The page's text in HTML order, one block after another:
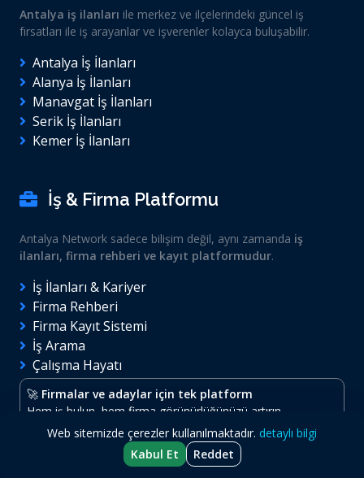
Antalya iş ilanları ile merkez ve ilçelerindeki güncel iş
fırsatları ile iş arayanlar ve işverenler kolayca buluşabilir.
Antalya İş İlanları
Alanya İş İlanları
Manavgat İş İlanları
Serik İş İlanları
Kemer İş İlanları
İş & Firma Platformu
Antalya Network sadece bilişim değil, aynı zamanda iş
ilanları, firma rehberi ve kayıt platformudur.
İş İlanları & Kariyer
Firma Rehberi
Firma Kayıt Sistemi
İş Arama
Çalışma Hayatı
🚀 Firmalar ve adaylar için tek platform
Hem iş bulun, hem firma görünürlüğünüzü artırın.
Antalya Network- Tüm hakları saklıdır.
Web sitemizde çerezler kullanılmaktadır. detaylı bilgi
Kabul Et
Reddet